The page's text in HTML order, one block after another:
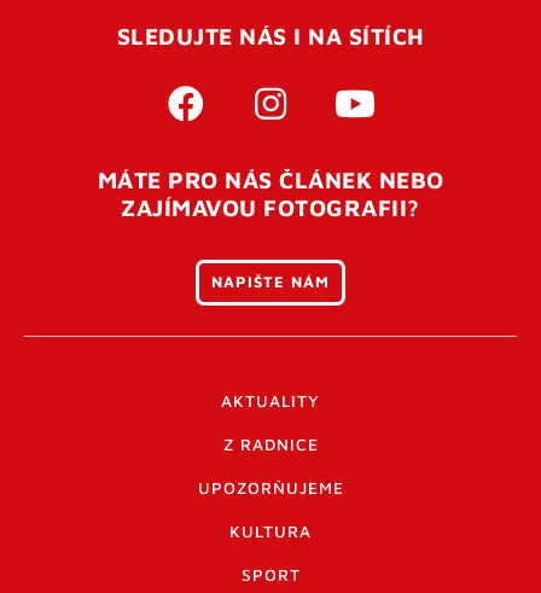
SLEDUJTE NÁS I NA SÍTÍCH
MÁTE PRO NÁS ČLÁNEK NEBO
ZAJÍMAVOU FOTOGRAFII?
NAPIŠTE NÁM
AKTUALITY
Z RADNICE
UPOZORŇUJEME
KULTURA
SPORT